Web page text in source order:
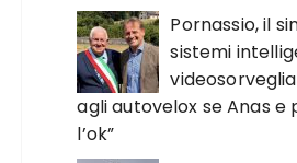
Pornassio, il
sistemi
agli autovelox se Anas
l’ok”